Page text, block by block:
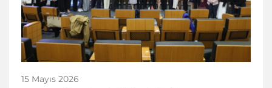
15 Mayıs 2026